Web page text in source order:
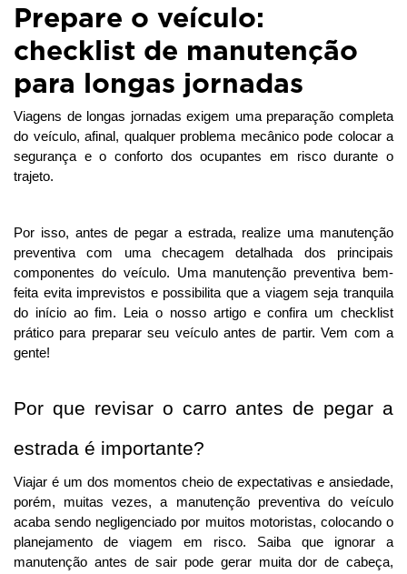
Prepare o veículo:
checklist de manutenção
para longas jornadas
Viagens de longas jornadas exigem uma preparação completa
do veículo, afinal, qualquer problema mecânico pode colocar a
segurança e o conforto dos ocupantes em risco durante o
trajeto.
Por isso, antes de pegar a estrada, realize uma manutenção
preventiva com uma checagem detalhada dos principais
componentes do veículo. Uma manutenção preventiva bem-
feita evita imprevistos e possibilita que a viagem seja tranquila
do início ao fim. Leia o nosso artigo e confira um checklist
prático para preparar seu veículo antes de partir. Vem com a
gente!
Por que revisar o carro antes de pegar a
estrada é importante?
Viajar é um dos momentos cheio de expectativas e ansiedade,
porém, muitas vezes, a manutenção preventiva do veículo
acaba sendo negligenciado por muitos motoristas, colocando o
planejamento de viagem em risco. Saiba que ignorar a
manutenção antes de sair pode gerar muita dor de cabeça,